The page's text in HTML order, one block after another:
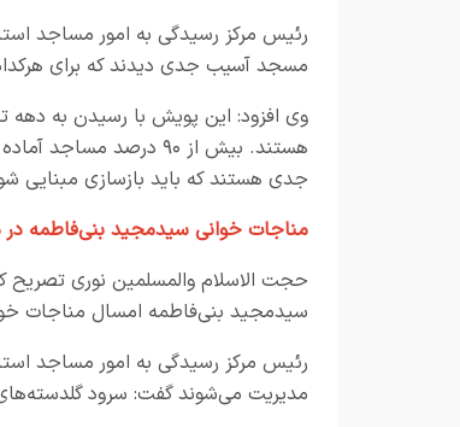
مسجد آسیب جدی دیدند که برای
وی افزود: این پویش با رسیدن به دهه
هستند. بیش از ۹۰
جدی هستند که باید بازسازی مبنایی
مناجات خوانی سیدمجید بنی‌فاطمه
حجت الاسلام والمسلمین نوری
سیدمجید بنی‌فاطمه امسال مناجات
مدیریت می‌شوند گفت: سرود گلدسته‌های